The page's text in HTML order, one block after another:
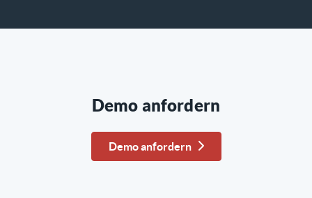
Demo anfordern
Demo anfordern